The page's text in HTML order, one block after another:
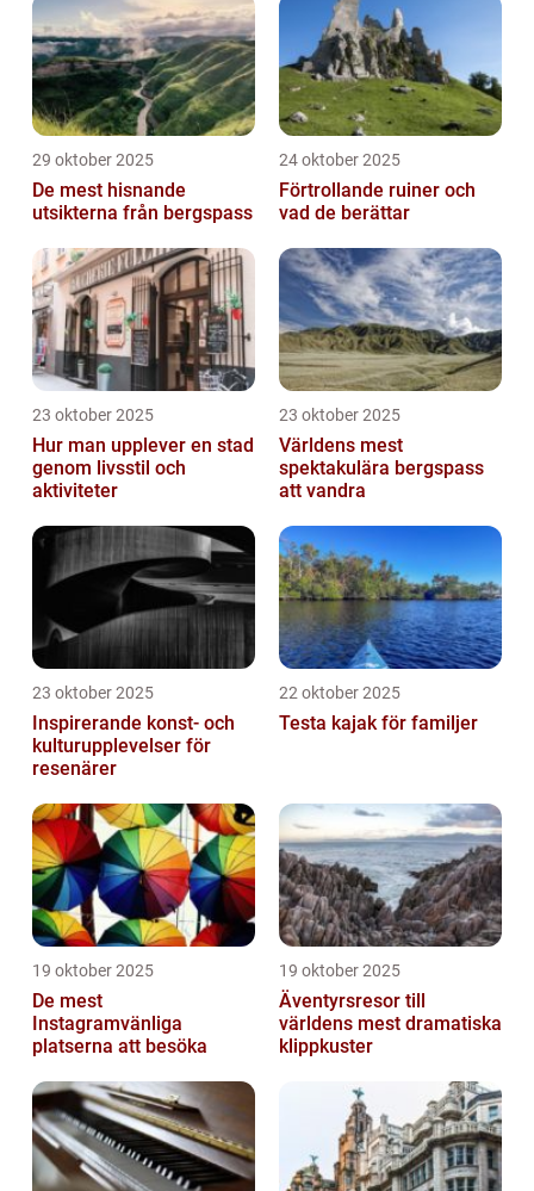
29 oktober 2025
De mest hisnande
utsikterna från bergspass
24 oktober 2025
Förtrollande ruiner och
vad de berättar
23 oktober 2025
Hur man upplever en stad
genom livsstil och
aktiviteter
23 oktober 2025
Världens mest
spektakulära bergspass
att vandra
23 oktober 2025
Inspirerande konst- och
kulturupplevelser för
resenärer
22 oktober 2025
Testa kajak för familjer
19 oktober 2025
De mest
Instagramvänliga
platserna att besöka
19 oktober 2025
Äventyrsresor till
världens mest dramatiska
klippkuster